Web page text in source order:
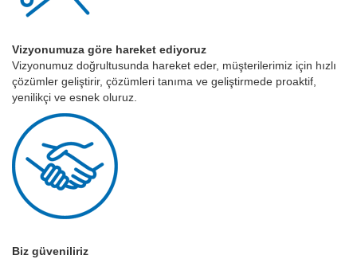
Vizyonumuza göre hareket ediyoruz
Vizyonumuz doğrultusunda hareket eder, müşterilerimiz için hızlı
çözümler geliştirir, çözümleri tanıma ve geliştirmede proaktif,
yenilikçi ve esnek oluruz.
Biz güveniliriz